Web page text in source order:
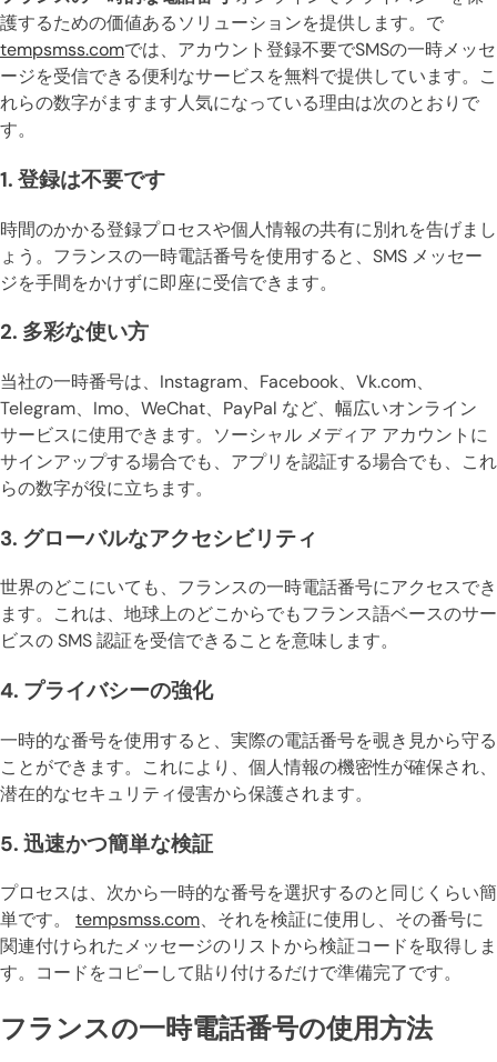
護するための価値あるソリューションを提供します。で
tempsmss.comでは、アカウント登録不要でSMSの一時メッセ
ージを受信できる便利なサービスを無料で提供しています。こ
れらの数字がますます人気になっている理由は次のとおりで
す。
1. 登録は不要です
時間のかかる登録プロセスや個人情報の共有に別れを告げまし
ょう。フランスの一時電話番号を使用すると、SMS メッセー
ジを手間をかけずに即座に受信できます。
2. 多彩な使い方
当社の一時番号は、Instagram、Facebook、Vk.com、
Telegram、Imo、WeChat、PayPal など、幅広いオンライン
サービスに使用できます。ソーシャル メディア アカウントに
サインアップする場合でも、アプリを認証する場合でも、これ
らの数字が役に立ちます。
3. グローバルなアクセシビリティ
世界のどこにいても、フランスの一時電話番号にアクセスでき
ます。これは、地球上のどこからでもフランス語ベースのサー
ビスの SMS 認証を受信できることを意味します。
4. プライバシーの強化
一時的な番号を使用すると、実際の電話番号を覗き見から守る
ことができます。これにより、個人情報の機密性が確保され、
潜在的なセキュリティ侵害から保護されます。
5. 迅速かつ簡単な検証
プロセスは、次から一時的な番号を選択するのと同じくらい簡
単です。 tempsmss.com、それを検証に使用し、その番号に
関連付けられたメッセージのリストから検証コードを取得しま
す。コードをコピーして貼り付けるだけで準備完了です。
フランスの一時電話番号の使用方法